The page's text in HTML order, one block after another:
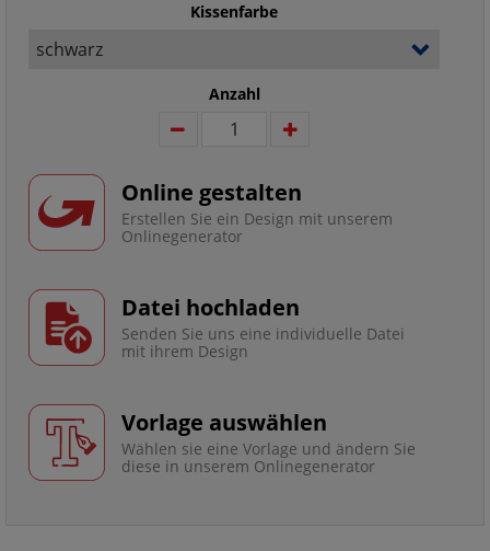
Kissenfarbe
Anzahl
Online gestalten
Erstellen Sie ein Design mit unserem
Onlinegenerator
Datei hochladen
Senden Sie uns eine individuelle Datei
mit ihrem Design
Vorlage auswählen
Wählen sie eine Vorlage und ändern Sie
diese in unserem Onlinegenerator